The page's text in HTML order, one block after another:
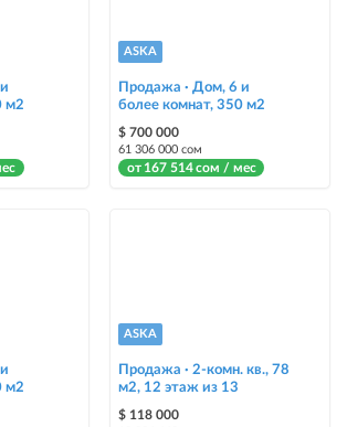
на Instagram аккаунте @house_kg и на
продвижение на Instagram
цветом среди других объявлений
выделят ваш объект среди остальных и
м2
ASKA
Продажа · Дом, 6 и
более комнат, 350 м2
$ 700 000
61 306 000 сом
от 167 514 сом / мес
м2
ASKA
Продажа · 2-комн. кв., 78
м2, 12 этаж из 13
$ 118 000